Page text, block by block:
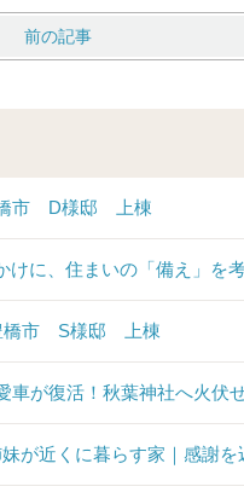
前の記事
市 D様邸 上棟
けに、住まいの「備え」を
橋市 S様邸 上棟
車が復活！秋葉神社へ火伏
が近くに暮らす家｜感謝を